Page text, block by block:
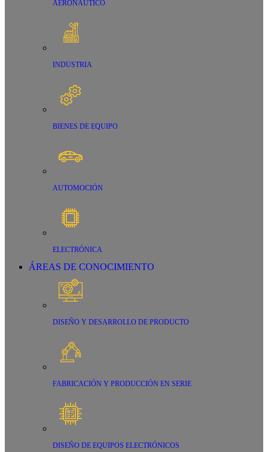
AERONÁUTICO
INDUSTRIA
BIENES DE EQUIPO
AUTOMOCIÓN
ELECTRÓNICA
ÁREAS DE CONOCIMIENTO
DISEÑO Y DESARROLLO DE PRODUCTO
FABRICACIÓN Y PRODUCCIÓN EN SERIE
DISEÑO DE EQUIPOS ELECTRÓNICOS